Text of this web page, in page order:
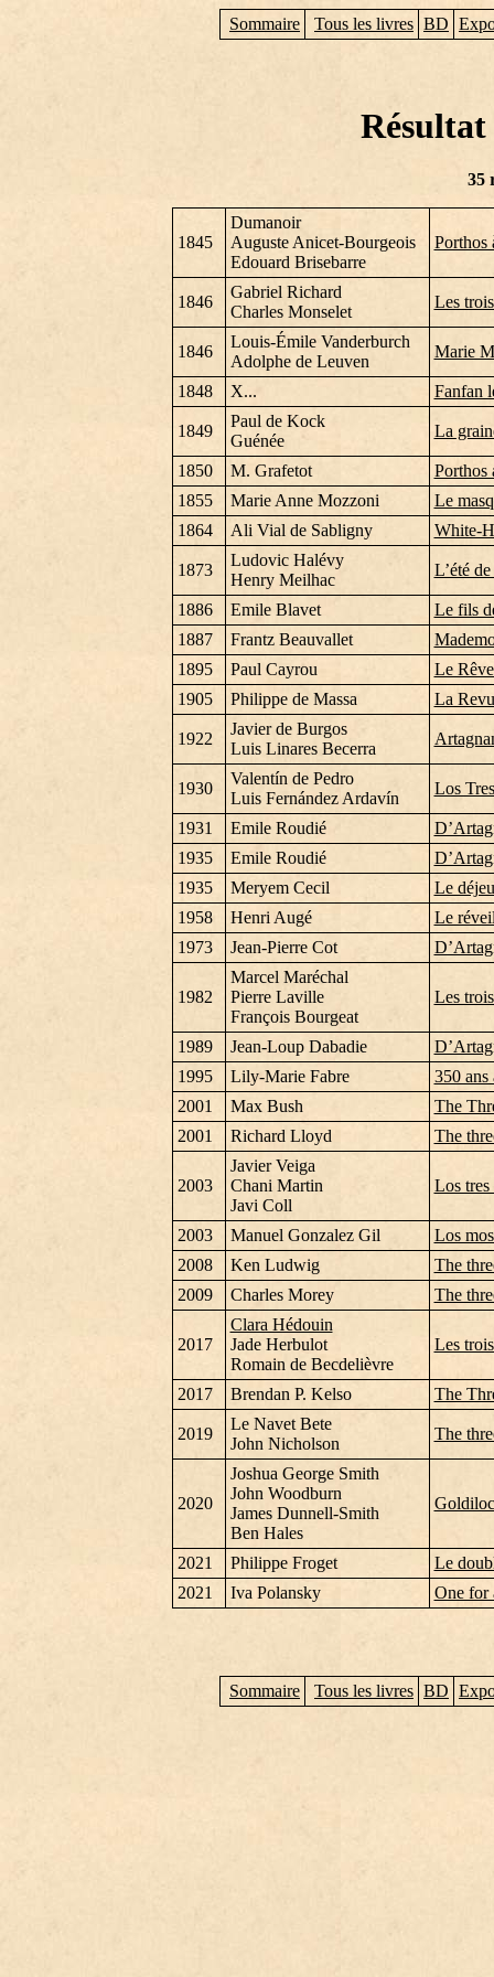
Sommaire Tous les livres BD
Résultat
35
1845
Dumanoir
Auguste Anicet-Bourgeois
Edouard Brisebarre
Porthos
1846
Gabriel Richard
Charles Monselet
Les
1846
Louis-Émile Vanderburch
Adolphe de Leuven
Marie
1848 X... Fanfan
1849
Paul de Kock
Guénée
La
1850 M. Grafetot
Porthos
1855
Marie Anne Mozzoni
Le
1864
Ali Vial de Sabligny White-
1873
Ludovic Halévy
Henry Meilhac
L’été
1886 Emile Blavet
Le fils
1887
Frantz Beauvallet
1895
Paul Cayrou
Le
1905
Philippe de Massa La
1922
Javier de Burgos
Luis Linares Becerra
1930
Valentín de Pedro
Luis Fernández Ardavín
Los
1931 Emile Roudié
1935
Emile Roudié
1935
Meryem Cecil
Le
1958
Henri Augé
Le
1973
Jean-Pierre Cot
1982
Marcel Maréchal
Pierre Laville
François Bourgeat
Les
1989 Jean-Loup Dabadie
1995
Lily-Marie Fabre
350
2001
Max Bush
The
2001
Richard Lloyd The
2003
Javier Veiga
Chani Martin
Javi Coll
Los tres
2003 Manuel Gonzalez Gil
Los
2008
Ken Ludwig
The
2009
Charles Morey The
2017
Clara Hédouin
Jade Herbulot
Romain de Becdelièvre
Les
2017 Brendan P. Kelso The
2019
Le Navet Bete
John Nicholson
The
2020
Joshua George Smith
John Woodburn
James Dunnell-Smith
Ben Hales
2021 Philippe Froget
Le
2021
Iva Polansky One for
Sommaire Tous les livres BD